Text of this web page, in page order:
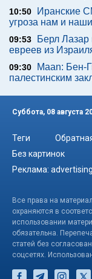
10:50
Иранские
угроза нам и
09:53
Берл
евреев из
09:30
Maan: Бен-
палестинским
Суббота, 08 августа
Теги
Без картинок
Реклама:
Все права на
охраняются в
использовании
обязательна.
статей без
соцсетях.